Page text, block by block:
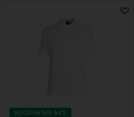
SOODUSTUS 40%